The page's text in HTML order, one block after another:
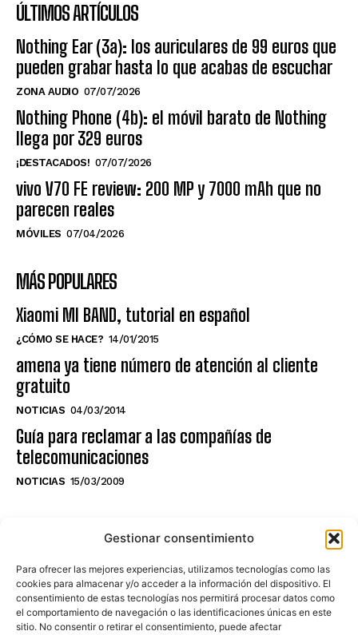
Gestionar consentimiento
Para ofrecer las mejores experiencias, utilizamos tecnologías como las
cookies para almacenar y/o acceder a la información del dispositivo. El
consentimiento de estas tecnologías nos permitirá procesar datos como
el comportamiento de navegación o las identificaciones únicas en este
sitio. No consentir o retirar el consentimiento, puede afectar
ÚLTIMOS ARTÍCULOS
Nothing Ear (3a): los auriculares de 99 euros que
pueden grabar hasta lo que acabas de escuchar
ZONA AUDIO 07/07/2026
Nothing Phone (4b): el móvil barato de Nothing
llega por 329 euros
¡DESTACADOS! 07/07/2026
vivo V70 FE review: 200 MP y 7000 mAh que no
parecen reales
MÓVILES 07/04/2026
MÁS POPULARES
Xiaomi MI BAND, tutorial en español
¿CÓMO SE HACE? 14/01/2015
amena ya tiene número de atención al cliente
gratuito
NOTICIAS 04/03/2014
Guía para reclamar a las compañías de
telecomunicaciones
NOTICIAS 15/03/2009
NO TE PIERDAS LO ÚLTIMO DEL CANAL
Haz clic en «Estoy de acuerdo» para
activar Youtube